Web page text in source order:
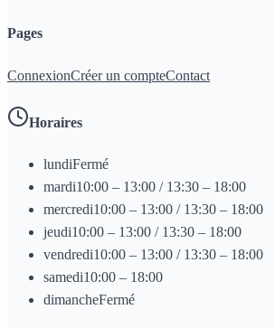
Pages
ConnexionCréer un compteContact
Horaires
lundiFermé
mardi10:00 – 13:00 / 13:30 – 18:00
mercredi10:00 – 13:00 / 13:30 – 18:00
jeudi10:00 – 13:00 / 13:30 – 18:00
vendredi10:00 – 13:00 / 13:30 – 18:00
samedi10:00 – 18:00
dimancheFermé